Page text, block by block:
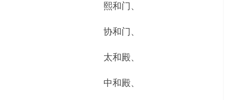
熙和门、
协和门、
太和殿、
中和殿、